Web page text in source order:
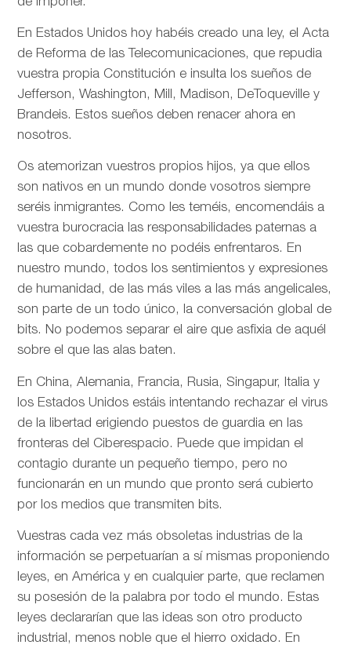
En Estados Unidos hoy habéis creado una ley, el Acta
de Reforma de las Telecomunicaciones, que repudia
vuestra propia Constitución e insulta los sueños de
Jefferson, Washington, Mill, Madison, DeToqueville y
Brandeis. Estos sueños deben renacer ahora en
nosotros.
Os atemorizan vuestros propios hijos, ya que ellos
son nativos en un mundo donde vosotros siempre
seréis inmigrantes. Como les teméis, encomendáis a
vuestra burocracia las responsabilidades paternas a
las que cobardemente no podéis enfrentaros. En
nuestro mundo, todos los sentimientos y expresiones
de humanidad, de las más viles a las más angelicales,
son parte de un todo único, la conversación global de
bits. No podemos separar el aire que asfixia de aquél
sobre el que las alas baten.
En China, Alemania, Francia, Rusia, Singapur, Italia y
los Estados Unidos estáis intentando rechazar el virus
de la libertad erigiendo puestos de guardia en las
fronteras del Ciberespacio. Puede que impidan el
contagio durante un pequeño tiempo, pero no
funcionarán en un mundo que pronto será cubierto
por los medios que transmiten bits.
Vuestras cada vez más obsoletas industrias de la
información se perpetuarían a sí mismas proponiendo
leyes, en América y en cualquier parte, que reclamen
su posesión de la palabra por todo el mundo. Estas
leyes declararían que las ideas son otro producto
industrial, menos noble que el hierro oxidado. En